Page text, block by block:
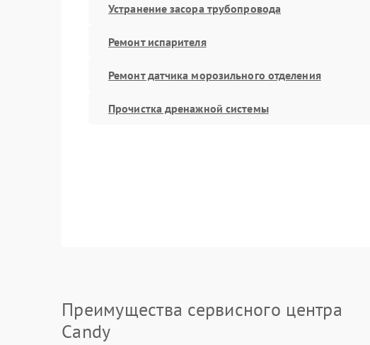
Устранение засора трубопровода
Ремонт испарителя
Ремонт датчика морозильного отделения
Прочистка дренажной системы
Преимущества сервисного центра
Candy